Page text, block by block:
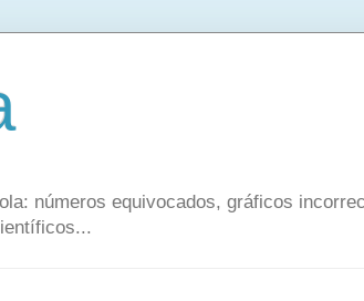
números equivocados, gráficos